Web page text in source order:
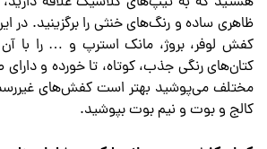
ظاهری ساده و رنگ‌های خنثی را برگزینید. در
کفش لوفر، بروژ، مانک استرپ و … را با
کتان‌های رنگی جذب، کوتاه، تا خورده و
مختلف می‌پوشید بهتر است کفش‌های
کالج و بوت و نیم بوت بپوشید.